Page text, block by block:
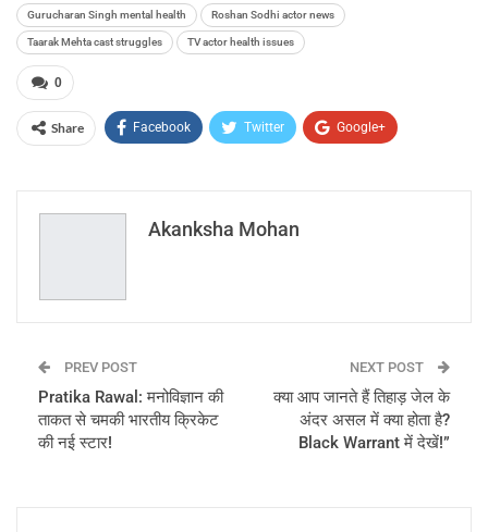
Gurucharan Singh mental health Roshan Sodhi actor news
Taarak Mehta cast struggles TV actor health issues
0
Share Facebook Twitter Google+
Email
Akanksha Mohan
PREV POST
Pratika Rawal: मनोविज्ञान की
ताकत से चमकी भारतीय क्रिकेट
की नई स्टार!
NEXT POST
क्या आप जानते हैं तिहाड़ जेल के
अंदर असल में क्या होता है?
Black Warrant में देखें!”